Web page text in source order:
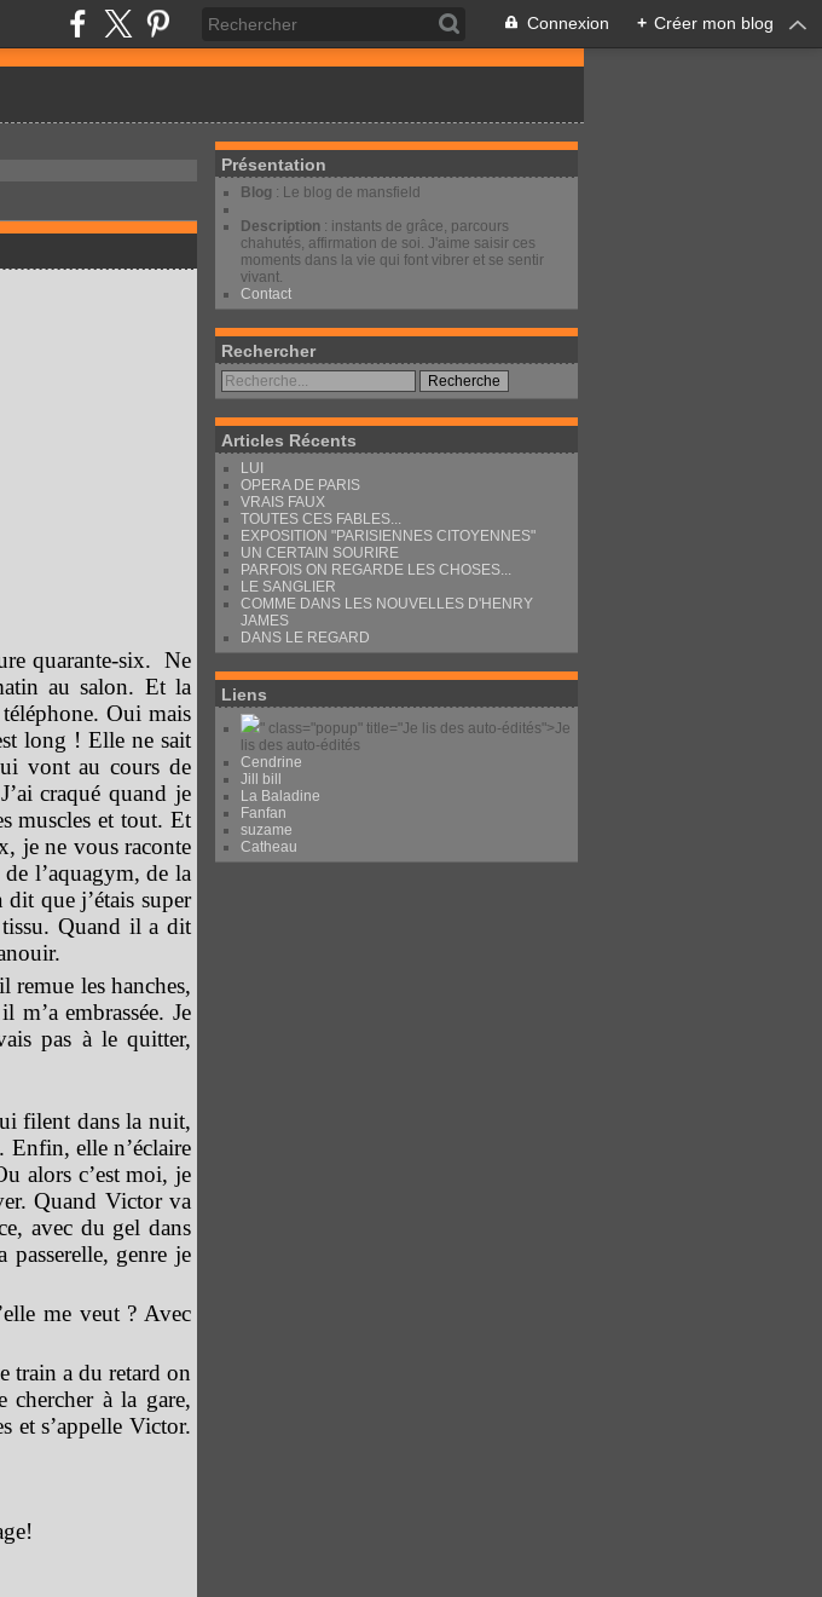
Connexion + Créer mon blog
quarante-six. Ne
au salon. Et la
Oui mais
long ! Elle ne sait
vont au cours de
craqué quand je
muscles et tout. Et
je ne vous raconte
l’aquagym, de la
que j’étais super
Quand il a dit
les hanches,
m’a embrassée. Je
pas à le quitter,
filent dans la nuit,
Enfin, elle n’éclaire
alors c’est moi, je
Quand Victor va
avec du gel dans
passerelle, genre je
me veut ? Avec
a du retard on
chercher à la gare,
et s’appelle Victor.
Présentation
Blog : Le blog de mansfield
Description : instants de grâce, parcours
chahutés, affirmation de soi. J'aime saisir ces
moments dans la vie qui font vibrer et se sentir
vivant.
Contact
Rechercher
Articles Récents
LUI
OPERA DE PARIS
VRAIS FAUX
TOUTES CES FABLES...
EXPOSITION "PARISIENNES CITOYENNES"
UN CERTAIN SOURIRE
PARFOIS ON REGARDE LES CHOSES...
LE SANGLIER
COMME DANS LES NOUVELLES D'HENRY
JAMES
DANS LE REGARD
Liens
" class="popup" title="Je lis des auto-édités">Je
lis des auto-édités
Cendrine
Jill bill
La Baladine
Fanfan
suzame
Catheau